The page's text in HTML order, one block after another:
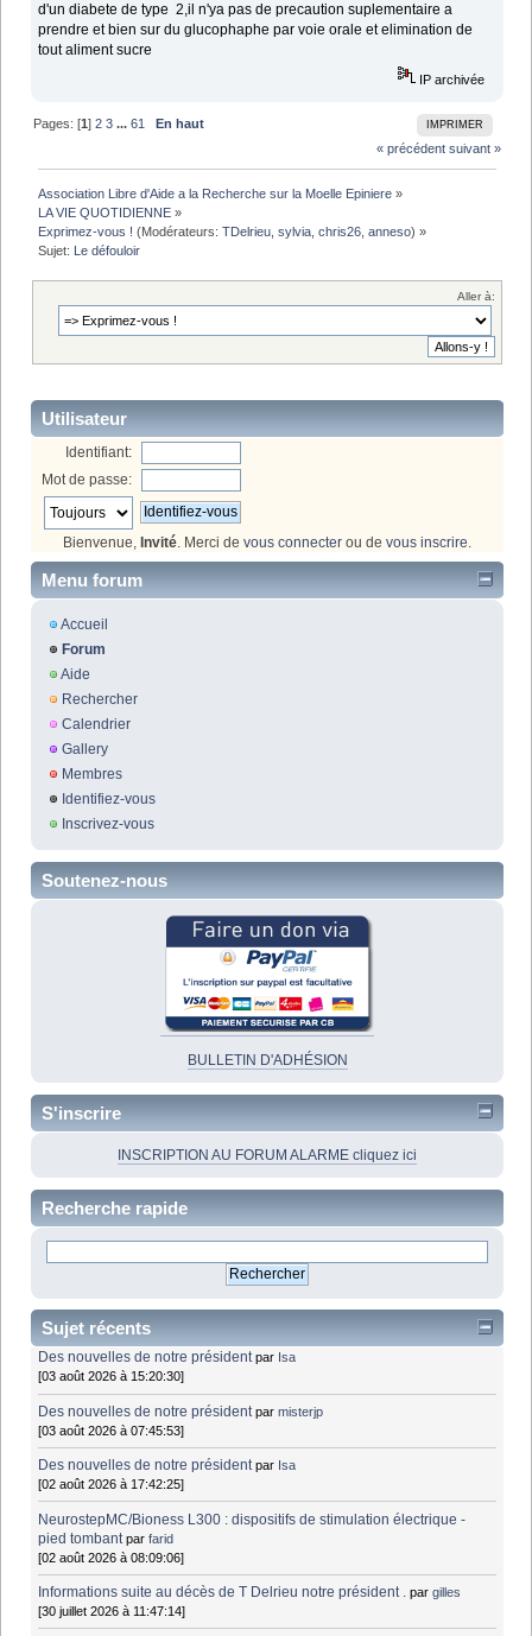
d'un diabete de type 2,il n'ya pas de precaution suplementaire a
prendre et bien sur du glucophaphe par voie orale et elimination de
tout aliment sucre
IP archivée
IMPRIMER
Pages: [1]2 3 ...61
En haut
« précédent suivant »
Association Libre d'Aide a la Recherche sur la Moelle Epiniere »
LA VIE QUOTIDIENNE »
Exprimez-vous ! (Modérateurs:TDelrieu ,sylvia ,chris26 ,anneso) »
Sujet: Le défouloir
Aller à:
Utilisateur
Identifiant:
Mot de passe:
Bienvenue, Invité . Merci de vous connecter ou de vous inscrire
Menu forum
Accueil
Forum
Aide
Rechercher
Calendrier
Gallery
Membres
Identifiez-vous
Inscrivez-vous
Soutenez-nous
BULLETIN D'ADHÉSION
S'inscrire
INSCRIPTION AU FORUM ALARME cliquez ici
Recherche rapide
Sujet récents
Des nouvelles de notre président par Isa
[03 août 2026 à 15:20:30]
Des nouvelles de notre président parmisterjp
[03 août 2026 à 07:45:53]
Des nouvelles de notre président par Isa
[02 août 2026 à 17:42:25]
NeurostepMC/Bioness L300 : dispositifs de stimulation électrique -
pied tombant parfarid
[02 août 2026 à 08:09:06]
Informations suite au décès de T Delrieu notre président . pargilles
[30 juillet 2026 à 11:47:14]